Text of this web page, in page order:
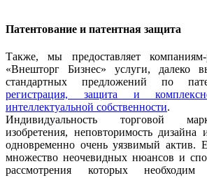
Патентование и патентная защита
Также, мы предоставляет компаниям-
«Внешторг Бизнес» услуги, далеко
стандартных предложений по
регистрация, защита и
интеллектуальной собственности.
Индивидуальность торговой
изобретения, неповторимость
одновременно очень уязвимый актив.
множество неочевидных нюансов и
рассмотрения которых необходим